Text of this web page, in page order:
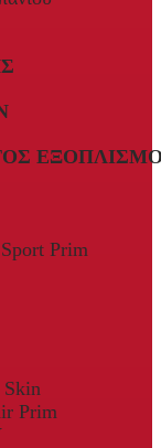
Prim
Skin
Prim